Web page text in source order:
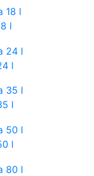
l
l
l
l